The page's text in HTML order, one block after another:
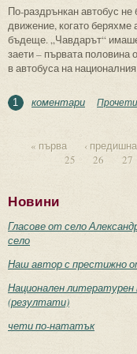
По-раздрънкан автобус
движение, когато беряхме
бъдеще. „Чавдарът“
заети – първата половина
в автобуса на
1 коментари
« първа ‹ предишна
25
26 27
Новини
Гласове от село
село
Наш автор с престижно
Национален литературен
(резултати)
чети по-нататък